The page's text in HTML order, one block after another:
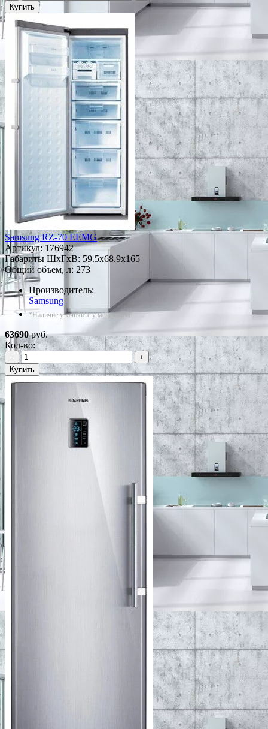
Купить
Samsung RZ-70 EEMG
Артикул: 176942
Габариты ШxГxВ: 59.5x68.9x165
Общий объем, л: 273
Производитель:
Samsung
*Наличие уточняйте у менеджера
63690руб.
Кол-во:
−
+
Купить